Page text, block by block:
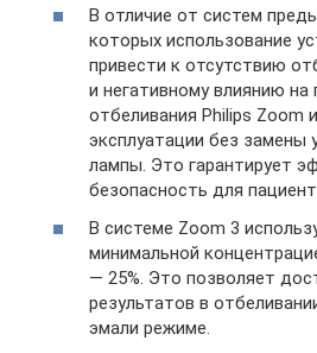
В отличие от систем
которых использование
привести к отсутствию
и негативному влиянию на
отбеливания Philips Zoom
эксплуатации без замены
лампы. Это гарантирует
безопасность для
В системе Zoom 3
минимальной
— 25%. Это позволяет
результатов в
эмали режиме.